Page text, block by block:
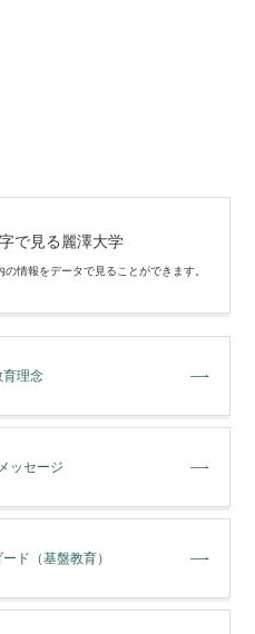
で見る麗澤大学
の情報をデータで⾒ることができます。
育理念
ッセージ
ド（基盤教育）